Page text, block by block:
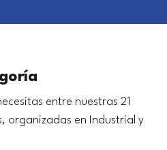
entre nuestras 21
organizadas en Industrial y